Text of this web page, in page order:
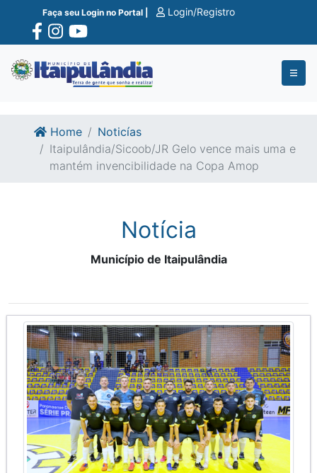
Ir para o conte�do
Ir para o fim do conte�do
Faça seu Login no Portal | Login/Registro
Home
Noticías
Itaipulândia/Sicoob/JR Gelo vence mais uma e
mantém invencibilidade na Copa Amop
Notícia
Município de Itaipulândia